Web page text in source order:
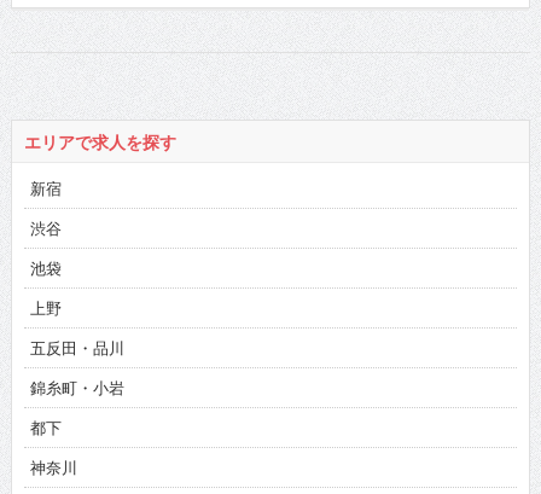
エリアで求人を探す
新宿
渋谷
池袋
上野
五反田・品川
錦糸町・小岩
都下
神奈川